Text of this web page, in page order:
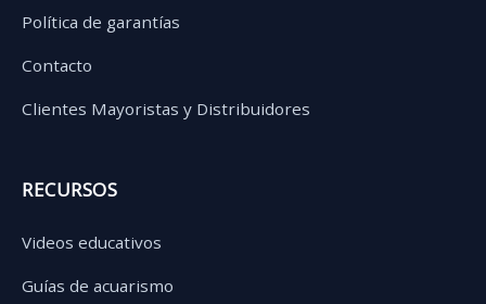
Política de garantías
Contacto
Clientes Mayoristas y Distribuidores
RECURSOS
Videos educativos
Guías de acuarismo